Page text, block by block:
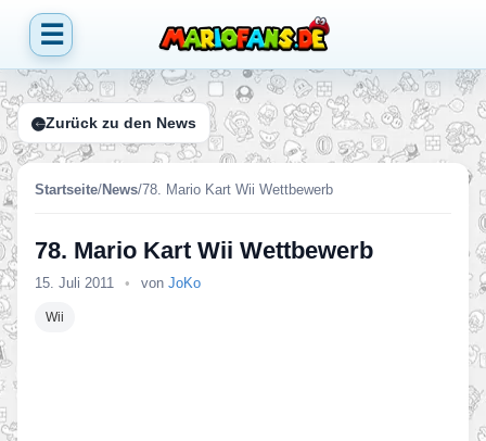
☰
Zurück zu den News
Startseite/News/78. Mario Kart Wii Wettbewerb
78. Mario Kart Wii Wettbewerb
15. Juli 2011 • von JoKo
Wii